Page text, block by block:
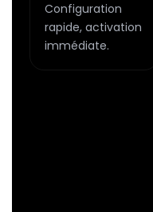
Configuration
rapide, activation
immédiate.